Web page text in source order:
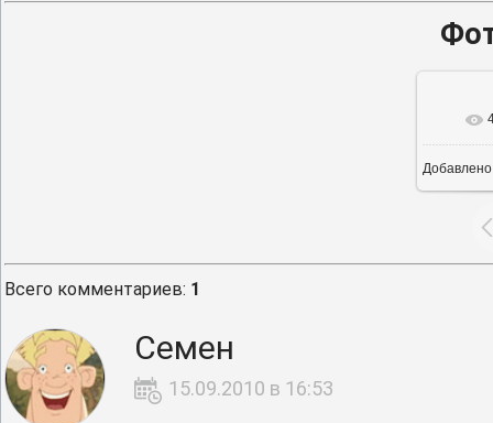
Добавлено
Всего комментариев: 1
Семен
15.09.2010 в 16:53